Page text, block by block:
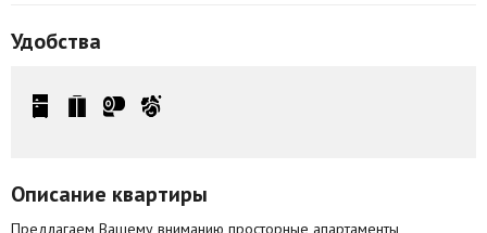
Удобства
Описание квартиры
Предлагаем Вашему вниманию просторные апартаменты